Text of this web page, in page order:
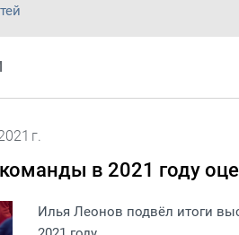
г.
в 2021 году
Илья Леонов подвёл итоги